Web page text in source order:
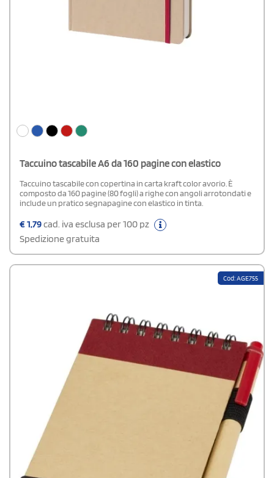
Taccuino tascabile A6 da 160 pagine con elastico
Taccuino tascabile con copertina in carta kraft color avorio. È
composto da 160 pagine (80 fogli) a righe con angoli arrotondati e
include un pratico segnapagine con elastico in tinta.
€1,79cad. iva esclusa per 100 pz
Spedizione gratuita
Cod: AGE755